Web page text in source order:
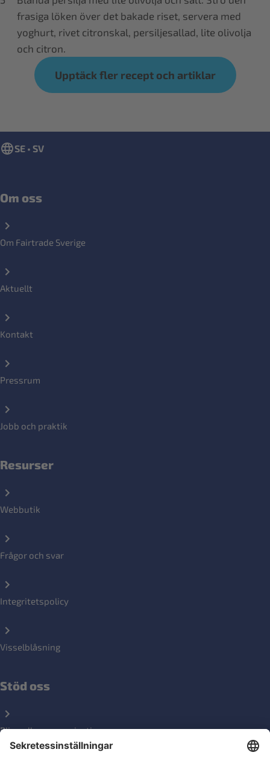
frasiga löken över det bakade riset, servera med
yoghurt, rivet citronskal, persiljesallad, lite olivolja
och citron.
Upptäck fler recept och artiklar
SE • SV
Om oss
Om Fairtrade Sverige
Aktuellt
Kontakt
Pressrum
Jobb och praktik
Resurser
Webbutik
Frågor och svar
Integritetspolicy
Visselblåsning
Stöd oss
Bli medlemsorganisation